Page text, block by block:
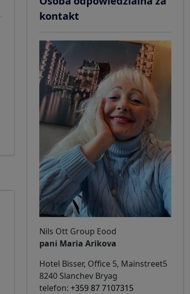
kontakt
Nils Ott Group Eood
pani Maria Arikova
Hotel Bisser, Office 5, Mainstreet5
8240 Slanchev Bryag
telefon: +359 87 7107315